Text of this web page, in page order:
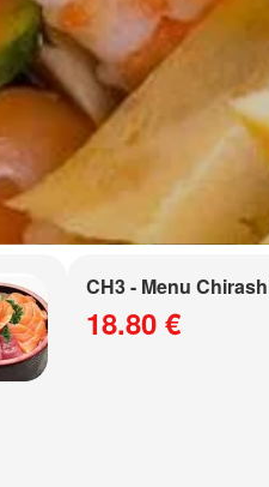
CH3 - Menu
18.80 €